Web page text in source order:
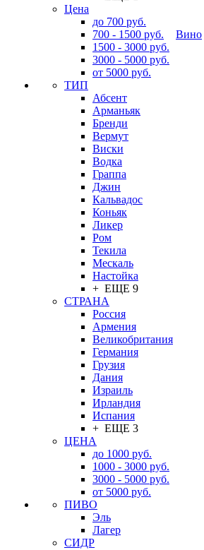
Цена
до 700 руб.
700 - 1500 руб.
1500 - 3000 руб.
3000 - 5000 руб.
от 5000 руб.
ТИП
Абсент
Арманьяк
Бренди
Вермут
Виски
Водка
Граппа
Джин
Кальвадос
Коньяк
Ликер
Ром
Текила
Мескаль
Настойка
+ ЕЩЕ 9
СТРАНА
Россия
Армения
Великобритания
Германия
Грузия
Дания
Израиль
Ирландия
Испания
+ ЕЩЕ 3
ЦЕНА
до 1000 руб.
1000 - 3000 руб.
3000 - 5000 руб.
от 5000 руб.
ПИВО
Эль
Лагер
СИДР
Вино